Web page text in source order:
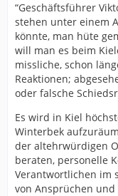
“Geschäftsführer
stehen unter einem
könnte, man hüte
will man es beim
missliche, schon
Reaktionen;
oder falsche
Es wird in Kiel
Winterbek
der altehrwürdigen
beraten, personelle
Verantwortlichen im
von Ansprüchen und